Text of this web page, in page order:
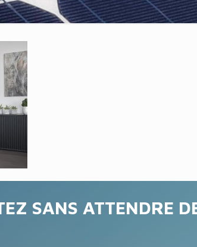
SANS ATTENDRE